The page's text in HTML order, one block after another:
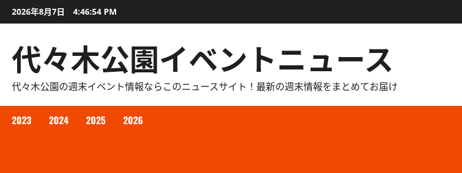
容
2026年8月7日 4:46:55 PM
代々木公園イベントニュース
代々木公園の週末イベント情報ならこのニュースサイト！最新の週末情報をまとめてお届け
2023 2024 2025 2026